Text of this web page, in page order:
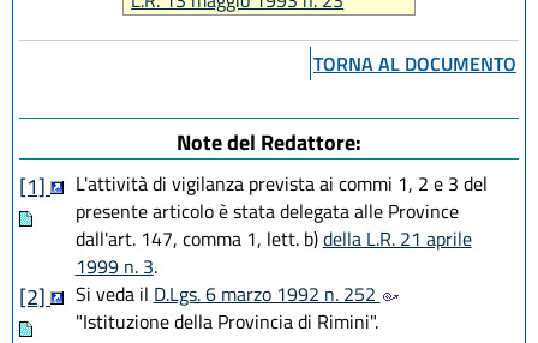
L.R. 30 gennaio 1995 n. 6
L.R. 21 aprile 1999 n. 3
L.R. 13 novembre 2001 n. 38
L.R. 14 aprile 2004 n. 7
L.R. 26 luglio 2011 n. 10
L.R. 30 maggio 2016, n. 9
L.R. 30 luglio 2019, n. 13
L.R. 10 dicembre 2019, n. 29
L.R. 29 dicembre 2025, n. 11
TORNA AL DOCUMENTO
Note del Redattore:
[1]
L'attività di vigilanza prevista ai commi 1, 2 e 3 del
presente articolo è stata delegata alle Province
dall'art. 147, comma 1, lett. b)della L.R. 21 aprile
1999 n. 3.
[2] Si veda il D.Lgs. 6 marzo 1992 n. 252
"Istituzione della Provincia di Rimini".